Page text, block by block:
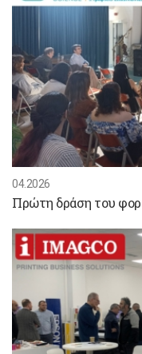
04.2026
Πρώτη δράση του